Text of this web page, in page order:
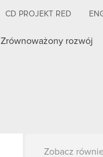
CD PROJEKT RED
Zrównoważony rozwój
Zobacz